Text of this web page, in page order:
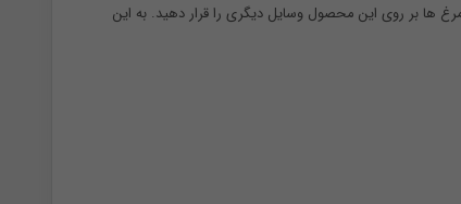
ها بر روی این محصول وسایل دیگری را قرار دهید. به این